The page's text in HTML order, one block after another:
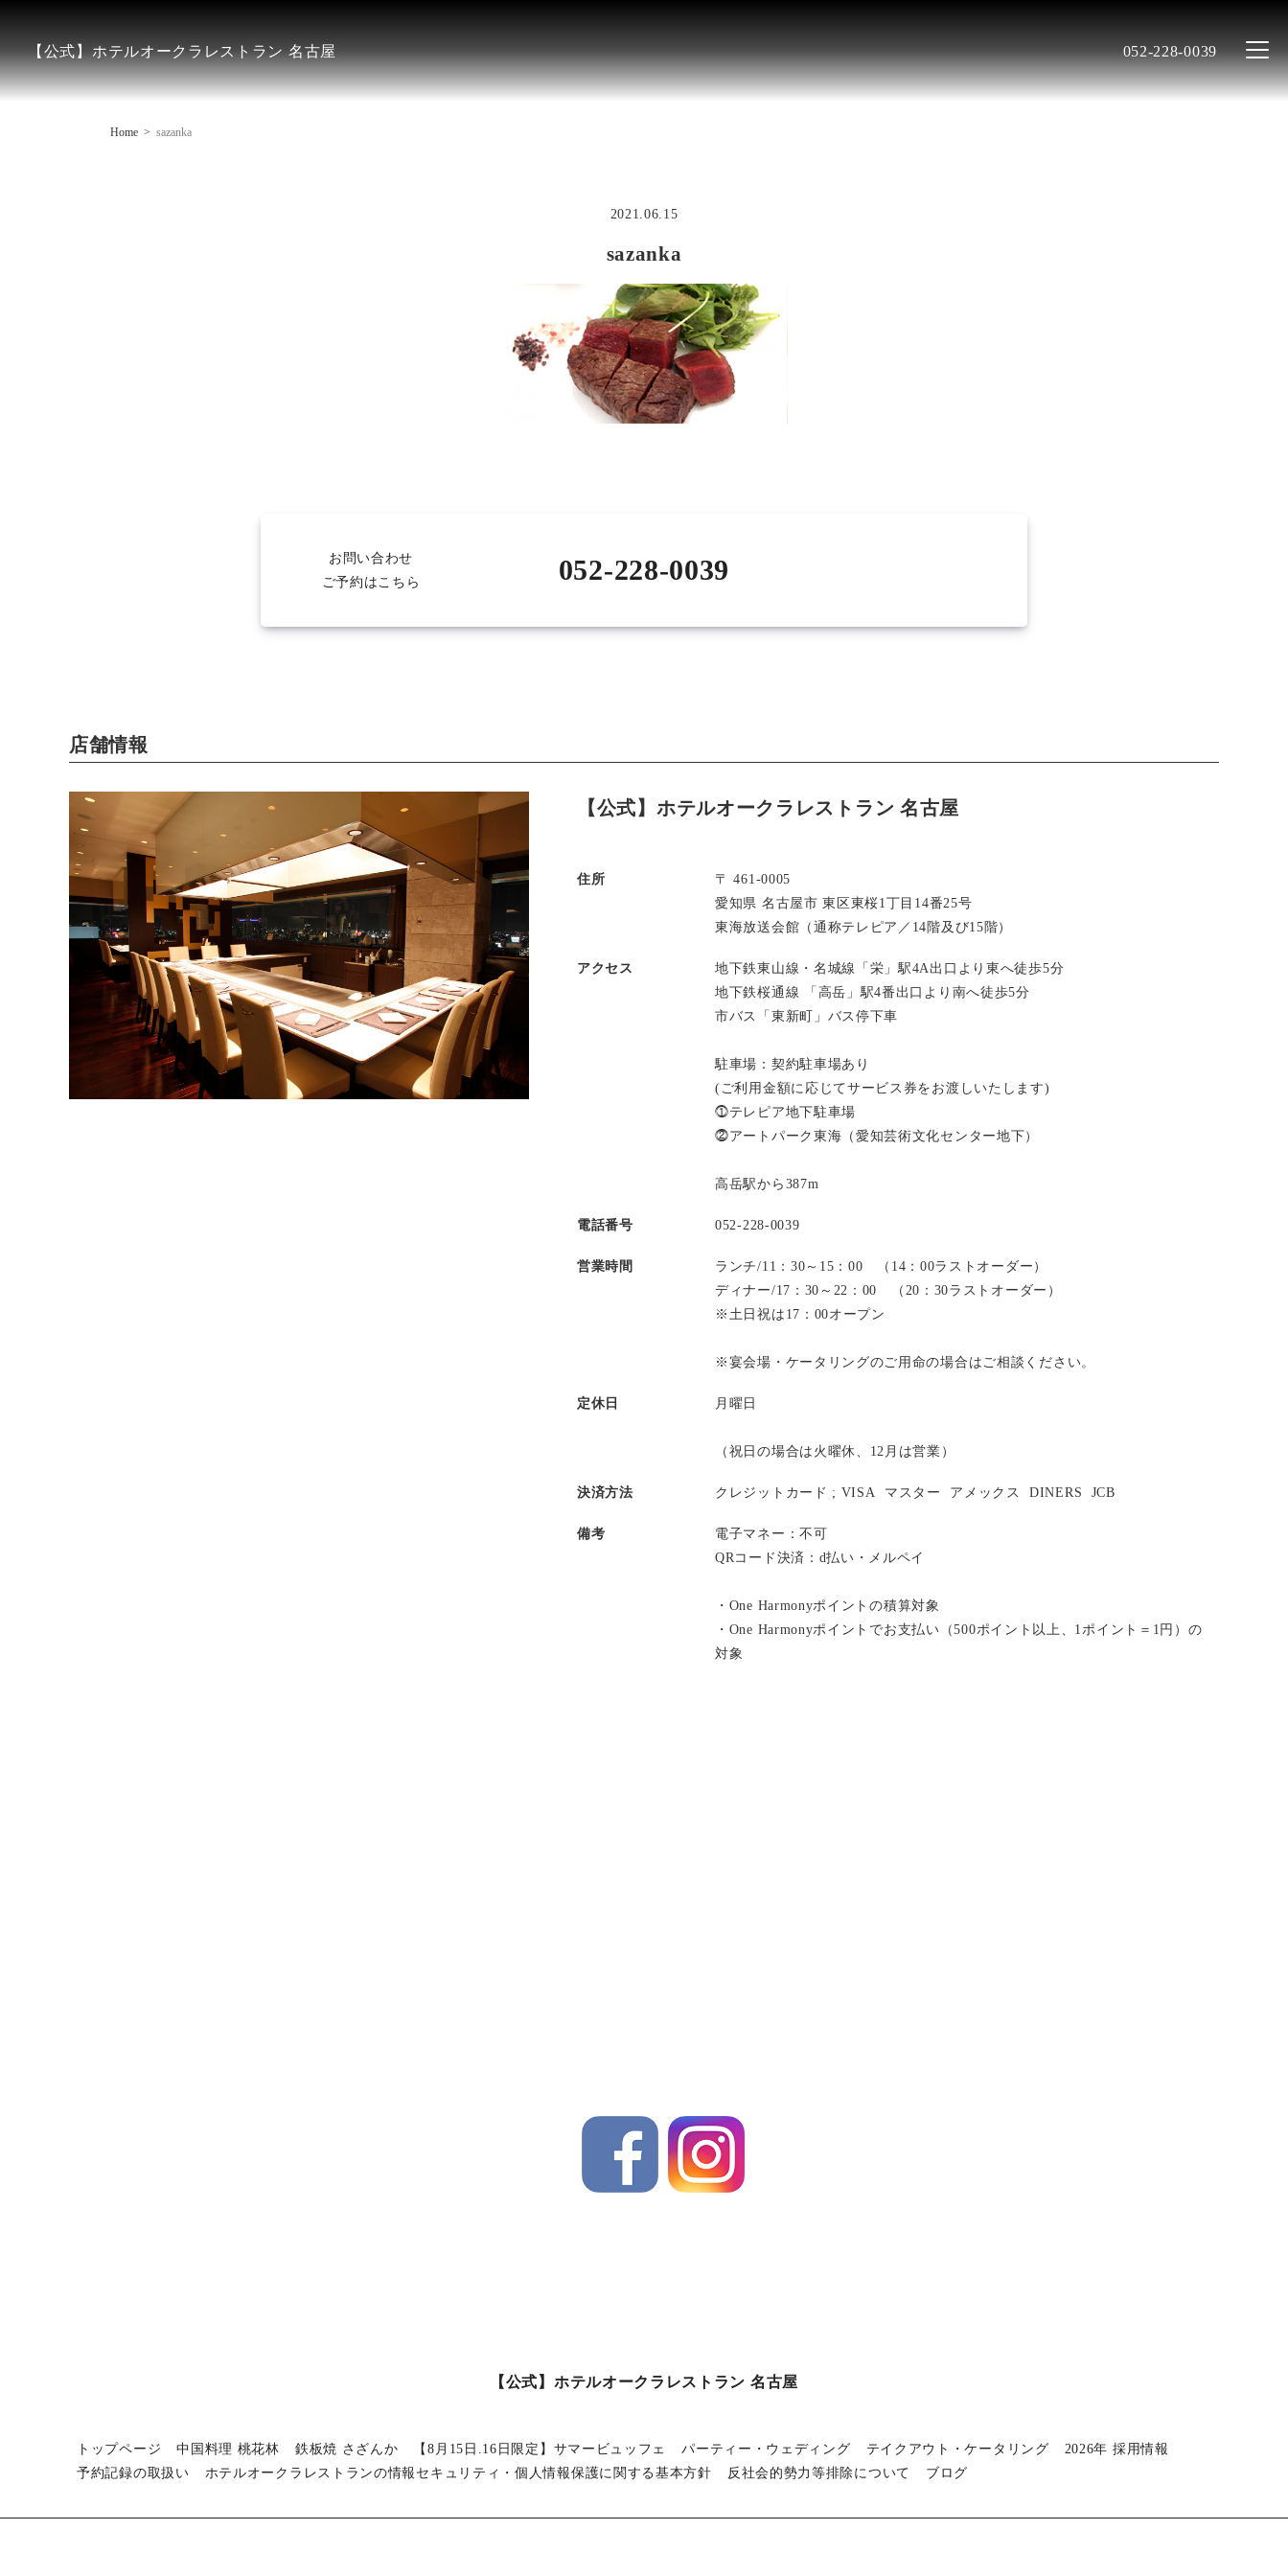
【公式】ホテルオークラレストラン 名古屋 052-228-0039
Home sazanka
2021.06.15
sazanka
お問い合わせ
ご予約はこちら
052-228-0039
店舗情報
【公式】ホテルオークラレストラン 名古屋
住所
〒 461-0005
愛知県 名古屋市 東区東桜1丁目14番25号
東海放送会館（通称テレピア／14階及び15階）
アクセス
地下鉄東山線・名城線「栄」駅4A出口より東へ徒歩5分
地下鉄桜通線 「高岳」駅4番出口より南へ徒歩5分
市バス「東新町」バス停下車
駐車場：契約駐車場あり
(ご利用金額に応じてサービス券をお渡しいたします)
⓵テレピア地下駐車場
⓶アートパーク東海（愛知芸術文化センター地下）
高岳駅から387m
電話番号 052-228-0039
営業時間
ランチ/11：30～15：00 （14：00ラストオーダー）
ディナー/17：30～22：00 （20：30ラストオーダー）
※土日祝は17：00オープン
※宴会場・ケータリングのご用命の場合はご相談ください。
定休日 月曜日
（祝日の場合は火曜休、12月は営業）
決済方法 クレジットカード ; VISA マスター アメックス DINERS JCB
備考
電子マネー：不可
QRコード決済：d払い・メルペイ
・One Harmonyポイントの積算対象
・One Harmonyポイントでお支払い（500ポイント以上、1ポイント＝1円）の
対象
【公式】ホテルオークラレストラン 名古屋
トップページ 中国料理 桃花林 鉄板焼 さざんか 【8月15日.16日限定】サマービュッフェ パーティー・ウェディング テイクアウト・ケータリング
2026年 採用情報
予約記録の取扱い
ホテルオークラレストランの情報セキュリティ・個人情報保護に関する基本方針 反社会的勢力等排除について ブログ